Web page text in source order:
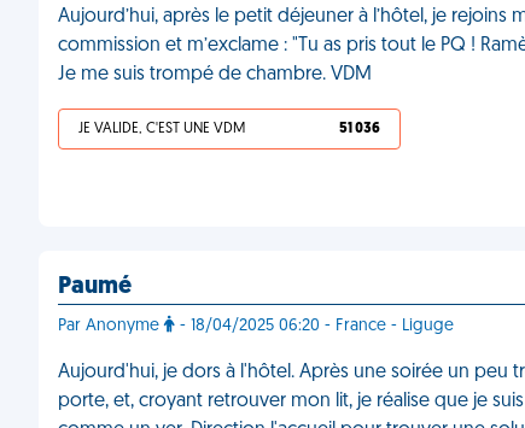
Aujourd’hui, après le petit déjeuner à l’hôtel, je
commission et m’exclame : "Tu as pris tout le PQ !
Je me suis trompé de chambre. VDM
JE VALIDE, C'EST UNE VDM 51 036
Paumé
Par Anonyme - 18/04/2025 06:20 - France - Liguge
Aujourd'hui, je dors à l'hôtel. Après une soirée un peu
porte, et, croyant retrouver mon lit, je réalise que je